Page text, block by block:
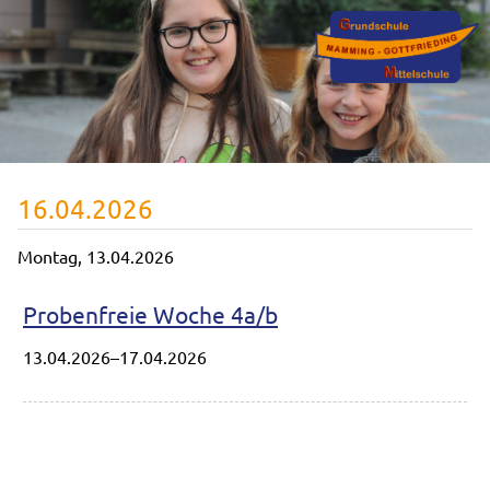
16.04.2026
Montag, 13.04.2026
Probenfreie Woche 4a/b
13.04.2026–17.04.2026